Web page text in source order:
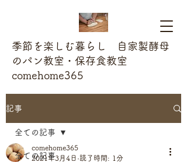
季節を楽しむ暮らし 自家製酵母
のパン教室・保存食教室
comehome365
記事
全ての記事
全ての記事
comehome365
2021年3月4日 読了時間: 1分